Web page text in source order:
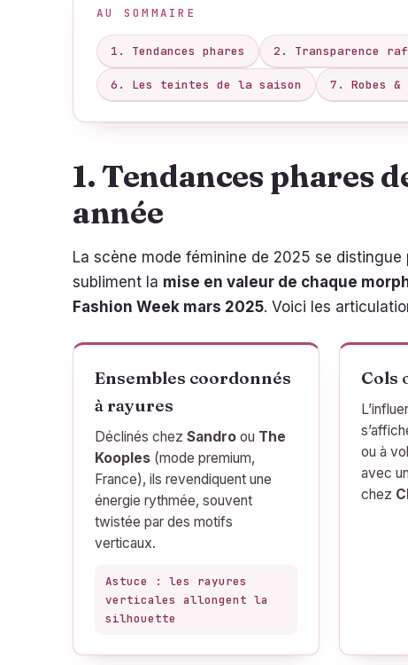
AU SOMMAIRE
1. Tendances phares 2. Transparence
6. Les teintes de la saison 7. Robes
1. Tendances phares
année
La scène mode féminine de 2025 se distingue
subliment la mise en valeur de chaque
Fashion Week mars 2025. Voici les
Ensembles coordonnés
à rayures
Déclinés chez Sandro ou The
Kooples (mode premium,
France), ils revendiquent une
énergie rythmée, souvent
twistée par des motifs
verticaux.
Astuce : les rayures
verticales allongent la
silhouette
Cols
ou à
avec
chez